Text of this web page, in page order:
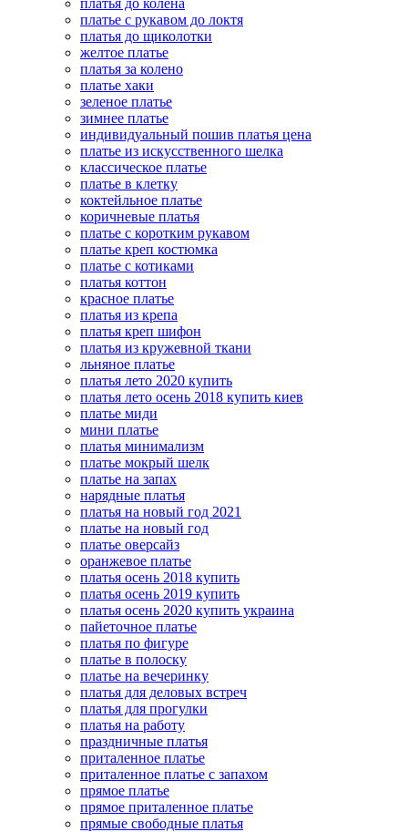
платье с рукавом до локтя
платья до щиколотки
желтое платье
платья за колено
платье хаки
зеленое платье
зимнее платье
индивидуальный пошив платья цена
платье из искусственного шелка
классическое платье
платье в клетку
коктейльное платье
коричневые платья
платье с коротким рукавом
платье креп костюмка
платье с котиками
платья коттон
красное платье
платья из крепа
платья креп шифон
платья из кружевной ткани
льняное платье
платья лето 2020 купить
платья лето осень 2018 купить киев
платье миди
мини платье
платья минимализм
платье мокрый шелк
платье на запах
нарядные платья
платья на новый год 2021
платье на новый год
платье оверсайз
оранжевое платье
платья осень 2018 купить
платья осень 2019 купить
платья осень 2020 купить украина
пайеточное платье
платья по фигуре
платье в полоску
платье на вечеринку
платья для деловых встреч
платья для прогулки
платья на работу
праздничные платья
приталенное платье
приталенное платье с запахом
прямое платье
прямое приталенное платье
прямые свободные платья